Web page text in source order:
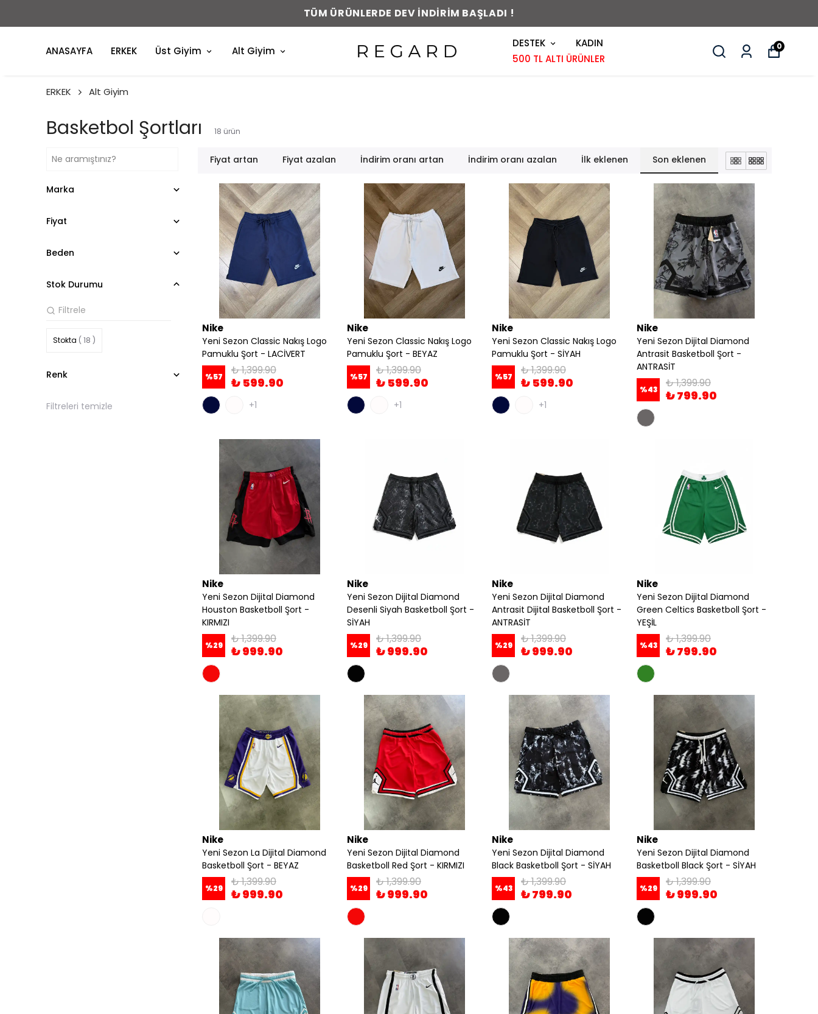
TÜM ÜRÜNLERDE DEV İNDİRİM BAŞLADI !
ANASAYFA ERKEK Üst Giyim Alt Giyim
DESTEK
KADIN
500 TL ALTI ÜRÜNLER
0
ERKEK Alt Giyim
Basketbol Şortları 18 ürün
Fiyat artan Fiyat azalan İndirim oranı artan İndirim oranı azalan İlk eklenen Son eklenen
Marka
Fiyat
Beden
Stok Durumu
Stokta ( 18 )
Renk
Filtreleri temizle
Nike
Yeni Sezon Classic Nakış Logo
Pamuklu Şort - LACİVERT
%57 ₺ 1,399.90
₺ 599.90
+1
Nike
Yeni Sezon Classic Nakış Logo
Pamuklu Şort - BEYAZ
%57 ₺ 1,399.90
₺ 599.90
+1
Nike
Yeni Sezon Classic Nakış Logo
Pamuklu Şort - SİYAH
%57 ₺ 1,399.90
₺ 599.90
+1
Nike
Yeni Sezon Dijital Diamond
Antrasit Basketboll Şort -
ANTRASİT
%43 ₺ 1,399.90
₺ 799.90
Nike
Yeni Sezon Dijital Diamond
Houston Basketboll Şort -
KIRMIZI
%29 ₺ 1,399.90
₺ 999.90
Nike
Yeni Sezon Dijital Diamond
Desenli Siyah Basketboll Şort -
SİYAH
%29 ₺ 1,399.90
₺ 999.90
Nike
Yeni Sezon Dijital Diamond
Antrasit Dijital Basketboll Şort -
ANTRASİT
%29 ₺ 1,399.90
₺ 999.90
Nike
Yeni Sezon Dijital Diamond
Green Celtics Basketboll Şort -
YEŞİL
%43 ₺ 1,399.90
₺ 799.90
Nike
Yeni Sezon La Dijital Diamond
Basketboll Şort - BEYAZ
%29 ₺ 1,399.90
₺ 999.90
Nike
Yeni Sezon Dijital Diamond
Basketboll Red Şort - KIRMIZI
%29 ₺ 1,399.90
₺ 999.90
Nike
Yeni Sezon Dijital Diamond
Black Basketboll Şort - SİYAH
%43 ₺ 1,399.90
₺ 799.90
Nike
Yeni Sezon Dijital Diamond
Basketboll Black Şort - SİYAH
%29 ₺ 1,399.90
₺ 999.90